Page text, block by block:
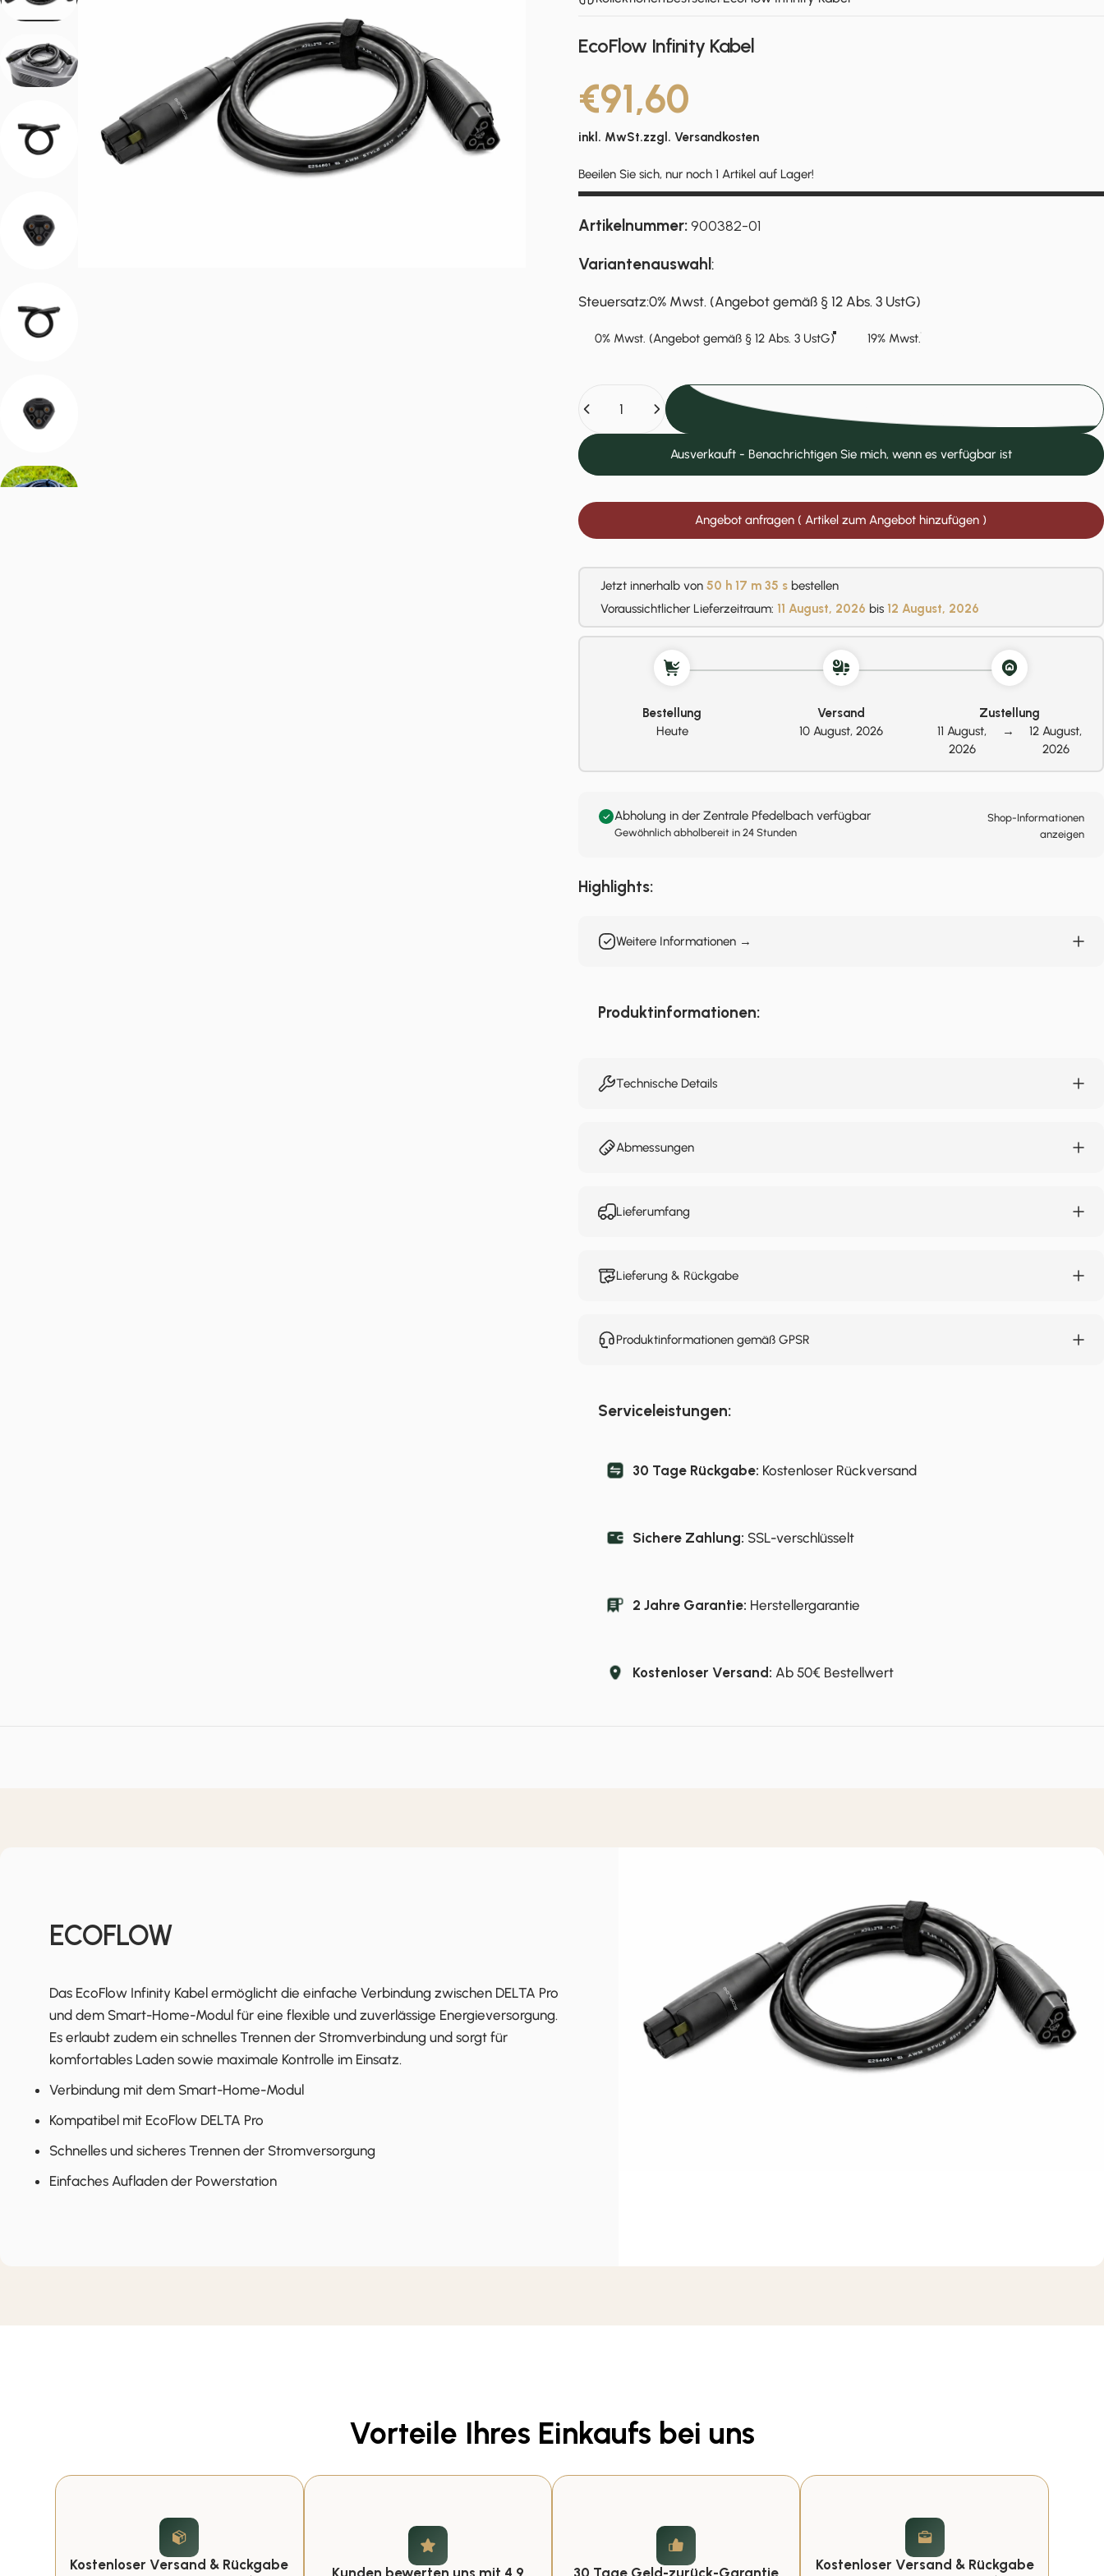
EcoFlow Infinity Kabel
€91,60
inkl. MwSt.zzgl. Versandkosten
Beeilen Sie sich, nur noch 1 Artikel auf Lager!
Artikelnummer:900382-01
Variantenauswahl :
Steuersatz
Steuersatz:0% Mwst. (Angebot gemäß § 12 Abs. 3 UstG)
0% Mwst. (Angebot gemäß § 12 Abs. 3 UstG) 19% Mwst.
Ausverkauft - Benachrichtigen Sie mich, wenn es verfügbar ist
Angebot anfragen ( Artikel zum Angebot hinzufügen )
Jetzt innerhalb von 50 h 17 m 34 s bestellen
Voraussichtlicher Lieferzeitraum: 11 August, 2026 bis 12 August, 2026
Bestellung
Heute
Versand
10 August, 2026
Zustellung
11 August,
2026
→
12 August,
2026
Abholung in der Zentrale Pfedelbach verfügbar
Gewöhnlich abholbereit in 24 Stunden
Shop-Informationen
anzeigen
Highlights:
Weitere Informationen →
Produktinformationen:
Technische Details
Abmessungen
Lieferumfang
Lieferung & Rückgabe
Produktinformationen gemäß GPSR
Serviceleistungen:
30 Tage Rückgabe: Kostenloser Rückversand
Sichere Zahlung: SSL-verschlüsselt
2 Jahre Garantie: Herstellergarantie
Kostenloser Versand: Ab 50€ Bestellwert
ECOFLOW
Das EcoFlow Infinity Kabel ermöglicht die einfache Verbindung zwischen DELTA Pro
und dem Smart-Home-Modul für eine flexible und zuverlässige Energieversorgung.
Es erlaubt zudem ein schnelles Trennen der Stromverbindung und sorgt für
komfortables Laden sowie maximale Kontrolle im Einsatz.
Verbindung mit dem Smart-Home-Modul
Kompatibel mit EcoFlow DELTA Pro
Schnelles und sicheres Trennen der Stromversorgung
Einfaches Aufladen der Powerstation
Vorteile Ihres Einkaufs bei uns
Kostenloser Versand & Rückgabe Kunden bewerten uns mit 4,9 30 Tage Geld-zurück-Garantie Kostenloser Versand & Rückgabe